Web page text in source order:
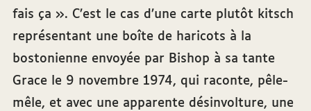
fais ça ». C’est le cas d’une carte plutôt kitsch
représentant une boîte de haricots à la
bostonienne envoyée par Bishop à sa tante
Grace le 9 novembre 1974, qui raconte, pêle-
mêle, et avec une apparente désinvolture, une